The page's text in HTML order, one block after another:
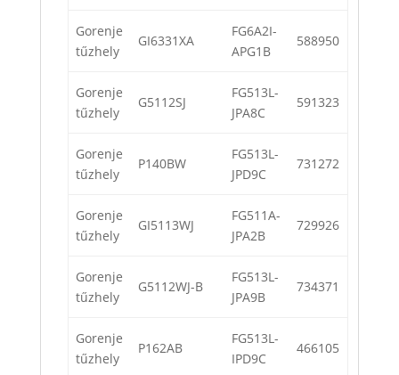
Gorenje
tűzhely
GI6331XA
FG6A2I-
APG1B
588950
Gorenje
tűzhely
G5112SJ
FG513L-
JPA8C
591323
Gorenje
tűzhely
P140BW
FG513L-
JPD9C
731272
Gorenje
tűzhely
GI5113WJ
FG511A-
JPA2B
729926
Gorenje
tűzhely
G5112WJ-B
FG513L-
JPA9B
734371
Gorenje
tűzhely
P162AB
FG513L-
IPD9C
466105